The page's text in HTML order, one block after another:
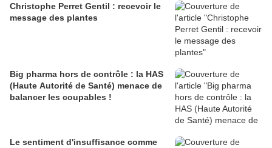
Christophe Perret Gentil : recevoir le
message des plantes
Big pharma hors de contrôle : la HAS
(Haute Autorité de Santé) menace de
balancer les coupables !
Le sentiment d'insuffisance comme